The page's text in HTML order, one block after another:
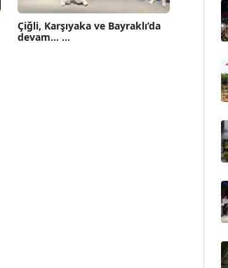
Çiğli, Karşıyaka ve Bayraklı’da
devam... ...